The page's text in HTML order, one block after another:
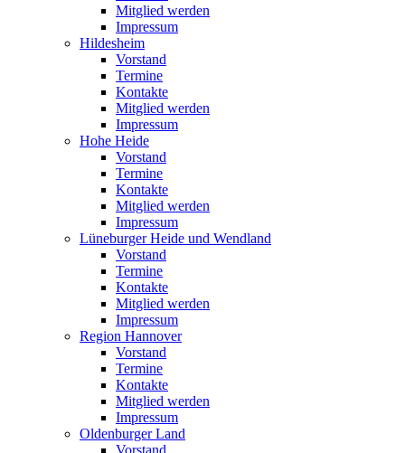
Mitglied werden
Impressum
Hildesheim
Vorstand
Termine
Kontakte
Mitglied werden
Impressum
Hohe Heide
Vorstand
Termine
Kontakte
Mitglied werden
Impressum
Lüneburger Heide und Wendland
Vorstand
Termine
Kontakte
Mitglied werden
Impressum
Region Hannover
Vorstand
Termine
Kontakte
Mitglied werden
Impressum
Oldenburger Land
Vorstand